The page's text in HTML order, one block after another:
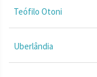
Teófilo Otoni
Uberlândia